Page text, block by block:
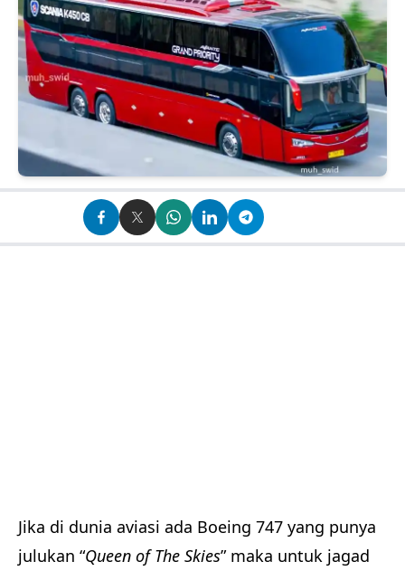
Jika di dunia aviasi ada Boeing 747 yang punya
julukan “Queen of The Skies” maka untuk jagad